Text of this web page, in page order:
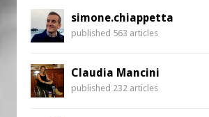
simone.chiappetta
published 563 articles
Claudia Mancini
published 232 articles